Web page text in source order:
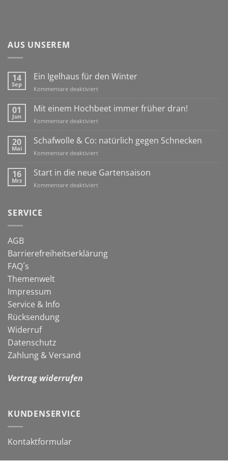
AUS UNSEREM
14
Sep
Ein Igelhaus für den Winter
Kommentare deaktiviertfür
Igelhaus
den
01
Jun
Mit einem Hochbeet immer früher dran!
Kommentare deaktiviertfür
einem
immer
dran!
20
Mai
Schafwolle & Co: natürlich gegen Schnecken
Kommentare deaktiviertfür
&
natürlich
16
Mrz
Start in die neue Gartensaison
Kommentare deaktiviertfür
SERVICE
AGB
Barrierefreiheitserklärung
FAQ´s
Themenwelt
Impressum
Service & Info
Rücksendung
Widerruf
Datenschutz
Zahlung & Versand
Vertrag widerrufen
KUNDENSERVICE
Kontaktformular